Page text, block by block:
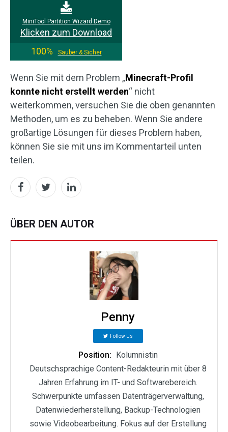
MiniTool Partition Wizard Demo
Klicken zum Download
100%
Sauber & Sicher
Wenn Sie mit dem Problem „Minecraft-Profil
konnte nicht erstellt werden“ nicht
weiterkommen, versuchen Sie die oben genannten
Methoden, um es zu beheben. Wenn Sie andere
großartige Lösungen für dieses Problem haben,
können Sie sie mit uns im Kommentarteil unten
teilen.
ÜBER DEN AUTOR
Penny
Follow Us
Position: Kolumnistin
Deutschsprachige Content-Redakteurin mit über 8
Jahren Erfahrung im IT- und Softwarebereich.
Schwerpunkte umfassen Datenträgerverwaltung,
Datenwiederherstellung, Backup-Technologien
sowie Videobearbeitung. Fokus auf der Erstellung